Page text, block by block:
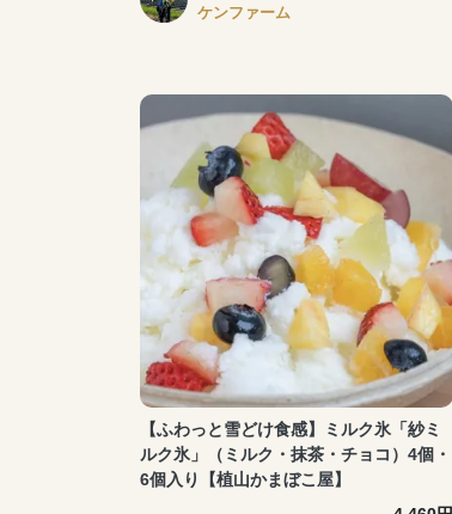
ケンファーム
【ふわっと雪どけ食感】ミルク氷「紗ミ
ルク氷」（ミルク・抹茶・チョコ）4個・
6個入り【植山かまぼこ屋】